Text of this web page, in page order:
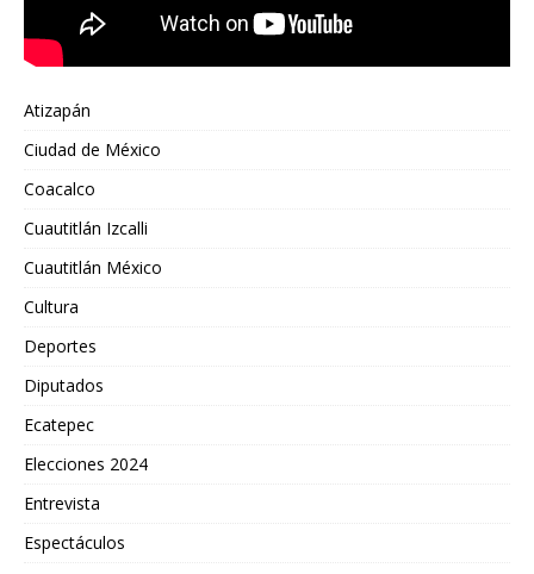
Atizapán
Ciudad de México
Coacalco
Cuautitlán Izcalli
Cuautitlán México
Cultura
Deportes
Diputados
Ecatepec
Elecciones 2024
Entrevista
Espectáculos